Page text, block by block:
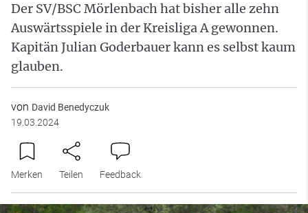
Der SV/BSC Mörlenbach hat bisher alle zehn
Auswärtsspiele in der Kreisliga A gewonnen.
Kapitän Julian Goderbauer kann es selbst kaum
glauben.
von David Benedyczuk
19.03.2024
Merken Teilen Feedback